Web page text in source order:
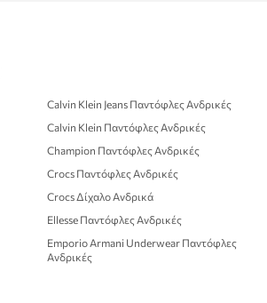
Calvin Klein Jeans Παντόφλες Ανδρικές
Calvin Klein Παντόφλες Ανδρικές
Champion Παντόφλες Ανδρικές
Crocs Παντόφλες Ανδρικές
Crocs Δίχαλο Ανδρικά
Ellesse Παντόφλες Ανδρικές
Emporio Armani Underwear Παντόφλες
Ανδρικές